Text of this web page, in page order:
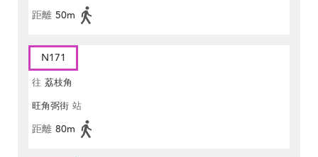
距離 50m
N171
往 荔枝角
旺角弼街 站
距離 80m